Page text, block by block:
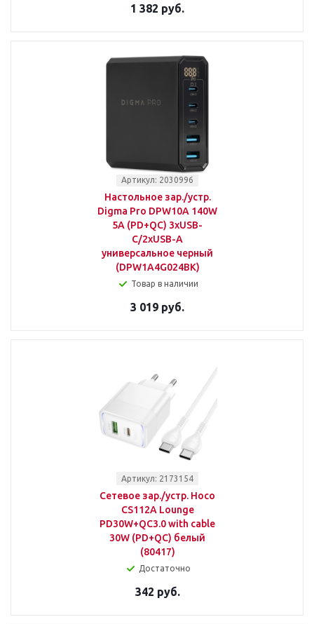
1 382 руб.
Артикул: 2030996
Настольное зар./устр.
Digma Pro DPW10A 140W
5A (PD+QC) 3хUSB-
C/2xUSB-A
универсальное черный
(DPW1A4G024BK)
Товар в наличии
3 019 руб.
Артикул: 2173154
Сетевое зар./устр. Hoco
CS112A Lounge
PD30W+QC3.0 with cable
30W (PD+QC) белый
(80417)
Достаточно
342 руб.